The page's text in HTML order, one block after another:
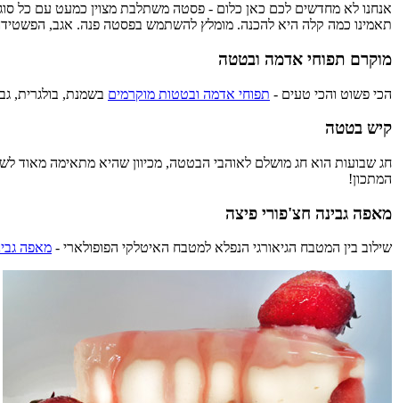
אנחנו לא מחדשים לכם כאן כלום - פסטה משתלבת מצוין כמעט עם כל
תאמינו כמה קלה היא להכנה. מומלץ להשתמש בפסטה פנה. אגב, הפשטידה מכילה 4 סוגי גבינה שונים: גבינה בולגרית, גבינה לבנה, גבינה
מוקרם תפוחי אדמה ובטטה
הכי פשוט והכי טעים - תפוחי אדמה ובטטות מוקרמים בשמנת, בולגרית,
קיש בטטה
חג שבועות הוא חג מושלם לאוהבי הבטטה, מכיוון שהיא מתאימה מאוד
המתכון!
מאפה גבינה חצ'פורי פיצה
שילוב בין המטבח הגיאורגי הנפלא למטבח האיטלקי הפופולארי - מאפה